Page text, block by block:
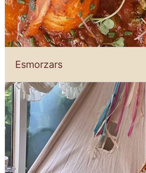
Esmorzars